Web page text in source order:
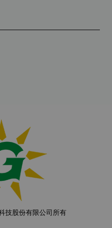
技股份有限公司所有